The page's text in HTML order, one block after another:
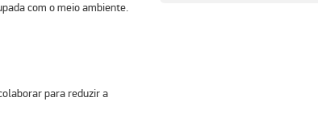
com o meio ambiente.
para reduzir a